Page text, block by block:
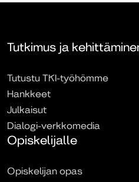
Tutkimus ja
Tutustu TKI-työhömme
Hankkeet
Julkaisut
Dialogi-verkkomedia
Opiskelijalle
Opiskelijan opas